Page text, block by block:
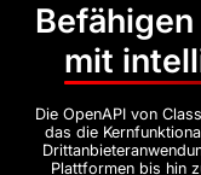
mit
Die OpenAPI von
das die
Plattformen bis hin